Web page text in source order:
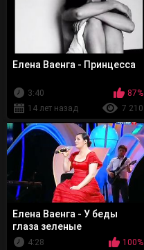
Елена Ваенга - Принцесса
3:40
87%
14 лет назад
7 210
Елена Ваенга - У беды
глаза зеленые
4:28
100%